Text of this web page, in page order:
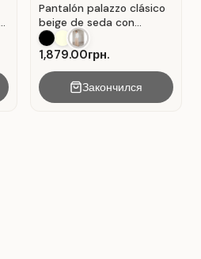
Pantalón palazzo clásico
beige de seda con
pliegues . Beige.
1,879.00грн.
Закончился